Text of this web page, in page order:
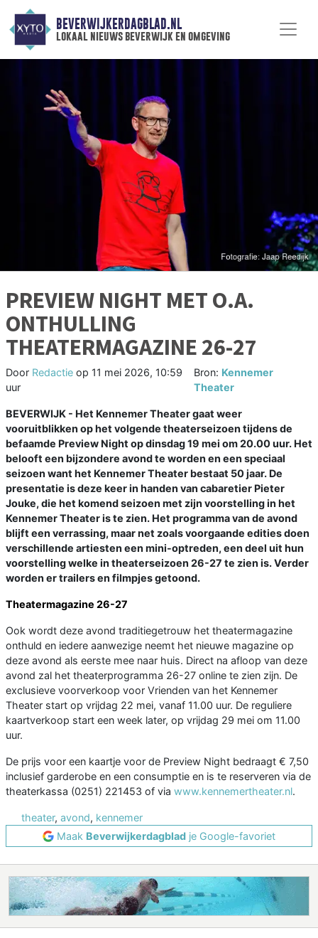
BEVERWIJKERDAGBLAD.NL
lokaal nieuws beverwijk en omgeving
PREVIEW NIGHT MET O.A.
ONTHULLING
THEATERMAGAZINE 26-27
Door Redactie op 11 mei 2026, 10:59
uur
Bron: Kennemer
Theater
BEVERWIJK - Het Kennemer Theater gaat weer
vooruitblikken op het volgende theaterseizoen tijdens de
befaamde Preview Night op dinsdag 19 mei om 20.00 uur. Het
belooft een bijzondere avond te worden en een speciaal
seizoen want het Kennemer Theater bestaat 50 jaar. De
presentatie is deze keer in handen van cabaretier Pieter
Jouke, die het komend seizoen met zijn voorstelling in het
Kennemer Theater is te zien. Het programma van de avond
blijft een verrassing, maar net zoals voorgaande edities doen
verschillende artiesten een mini-optreden, een deel uit hun
voorstelling welke in theaterseizoen 26-27 te zien is. Verder
worden er trailers en filmpjes getoond.
Theatermagazine 26-27
Ook wordt deze avond traditiegetrouw het theatermagazine
onthuld en iedere aanwezige neemt het nieuwe magazine op
deze avond als eerste mee naar huis. Direct na afloop van deze
avond zal het theaterprogramma 26-27 online te zien zijn. De
exclusieve voorverkoop voor Vrienden van het Kennemer
Theater start op vrijdag 22 mei, vanaf 11.00 uur. De reguliere
kaartverkoop start een week later, op vrijdag 29 mei om 11.00
uur.
De prijs voor een kaartje voor de Preview Night bedraagt € 7,50
inclusief garderobe en een consumptie en is te reserveren via de
theaterkassa (0251) 221453 of via www.kennemertheater.nl.
theater, avond, kennemer
Maak Beverwijkerdagblad je Google-favoriet